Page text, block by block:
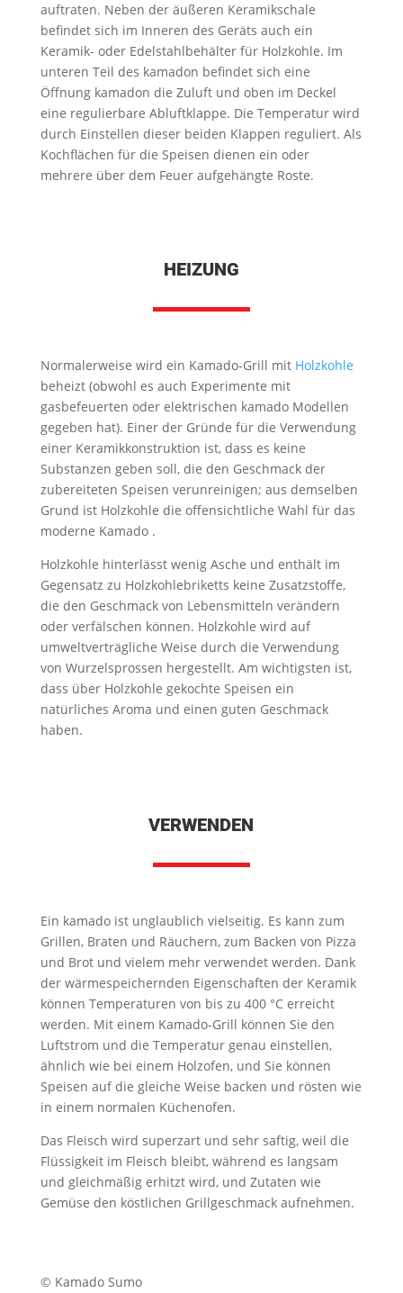
auftraten. Neben der äußeren Keramikschale
befindet sich im Inneren des Geräts auch ein
Keramik- oder Edelstahlbehälter für Holzkohle. Im
unteren Teil des kamadon befindet sich eine
Öffnung kamadon die Zuluft und oben im Deckel
eine regulierbare Abluftklappe. Die Temperatur wird
durch Einstellen dieser beiden Klappen reguliert. Als
Kochflächen für die Speisen dienen ein oder
mehrere über dem Feuer aufgehängte Roste.
HEIZUNG
Normalerweise wird ein Kamado-Grill mit Holzkohle
beheizt (obwohl es auch Experimente mit
gasbefeuerten oder elektrischen kamado Modellen
gegeben hat). Einer der Gründe für die Verwendung
einer Keramikkonstruktion ist, dass es keine
Substanzen geben soll, die den Geschmack der
zubereiteten Speisen verunreinigen; aus demselben
Grund ist Holzkohle die offensichtliche Wahl für das
moderne Kamado .
Holzkohle hinterlässt wenig Asche und enthält im
Gegensatz zu Holzkohlebriketts keine Zusatzstoffe,
die den Geschmack von Lebensmitteln verändern
oder verfälschen können. Holzkohle wird auf
umweltverträgliche Weise durch die Verwendung
von Wurzelsprossen hergestellt. Am wichtigsten ist,
dass über Holzkohle gekochte Speisen ein
natürliches Aroma und einen guten Geschmack
haben.
VERWENDEN
Ein kamado ist unglaublich vielseitig. Es kann zum
Grillen, Braten und Räuchern, zum Backen von Pizza
und Brot und vielem mehr verwendet werden. Dank
der wärmespeichernden Eigenschaften der Keramik
können Temperaturen von bis zu 400 °C erreicht
werden. Mit einem Kamado-Grill können Sie den
Luftstrom und die Temperatur genau einstellen,
ähnlich wie bei einem Holzofen, und Sie können
Speisen auf die gleiche Weise backen und rösten wie
in einem normalen Küchenofen.
Das Fleisch wird superzart und sehr saftig, weil die
Flüssigkeit im Fleisch bleibt, während es langsam
und gleichmäßig erhitzt wird, und Zutaten wie
Gemüse den köstlichen Grillgeschmack aufnehmen.
© Kamado Sumo